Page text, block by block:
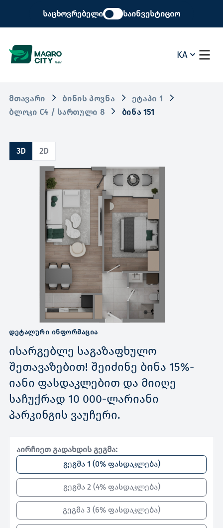
საცხოვრებელი საინვესტიციო
KA
ᲛᲗᲐᲕᲐᲠᲘ ᲑᲘᲜᲘᲡ ᲞᲝᲕᲜᲐ
ᲔᲢᲐᲞᲘ 1
ᲑᲚᲝᲙᲘ C4 / ᲡᲐᲠᲗᲣᲚᲘ 8
ᲑᲘᲜᲐ 151
3D 2D
ᲓᲔᲢᲐᲚᲣᲠᲘ ᲘᲜᲤᲝᲠᲛᲐᲪᲘᲐ
ისარგებლე საგაზაფხულო
შეთავაზებით! შეიძინე ბინა 15%-
იანი ფასდაკლებით და მიიღე
საჩუქრად 10 000-ლარიანი
პარკინგის ვაუჩერი.
აირჩიეთ გადახდის გეგმა:
გეგმა 1 (0% ფასდაკლება)
გეგმა 2 (4% ფასდაკლება)
გეგმა 3 (6% ფასდაკლება)